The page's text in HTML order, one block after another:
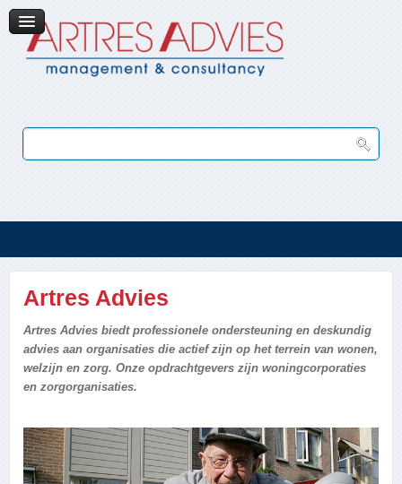
Inspiratiesessie
Artres Advies
Artres Advies biedt professionele ondersteuning en deskundig
advies aan organisaties die actief zijn op het terrein van wonen,
welzijn en zorg. Onze opdrachtgevers zijn woningcorporaties
en zorgorganisaties.